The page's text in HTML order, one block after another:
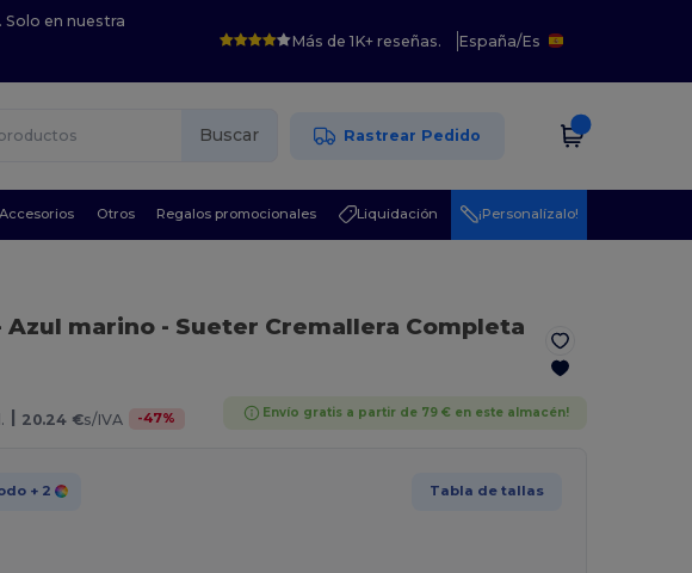
en nuestra
Más de 1K+ reseñas. España/Es
Buscar Rastrear Pedido
Accesorios Otros Regalos promocionales Liquidación ¡Personalízalo!
Azul marino- Sueter Cremallera Completa
| 20.24 €s/IVA -47% Envío gratis a partir de 79 € en este almacén!
+ 2 Tabla de tallas